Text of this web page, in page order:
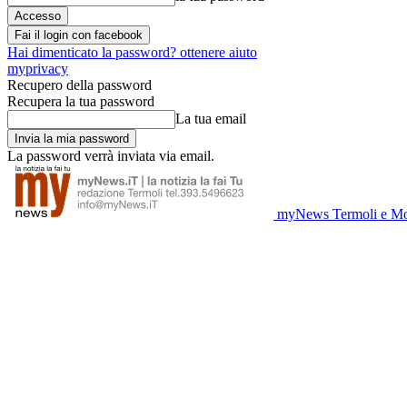
Fai il login con facebook
Hai dimenticato la password? ottenere aiuto
myprivacy
Recupero della password
Recupera la tua password
La tua email
La password verrà inviata via email.
myNews Termoli e